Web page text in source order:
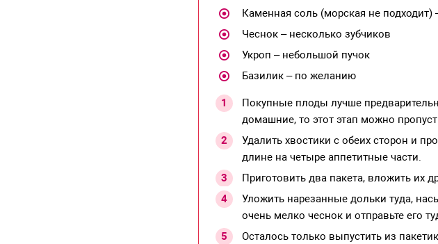
Каменная соль (морская не
Чеснок – несколько зубчиков
Укроп – небольшой пучок
Базилик – по желанию
Покупные плоды лучше
домашние, то этот этап можно
Удалить хвостики с обеих сторон и
длине на четыре аппетитные части.
Приготовить два пакета, вложить их
Уложить нарезанные дольки туда,
очень мелко чеснок и отправьте его
Осталось только выпустить из